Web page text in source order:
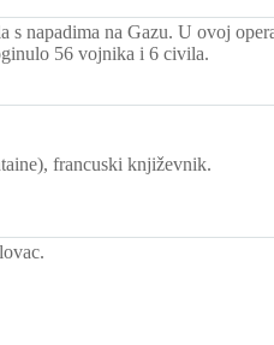
s napadima na Gazu. U ovoj
56 vojnika i 6 civila.
francuski književnik.